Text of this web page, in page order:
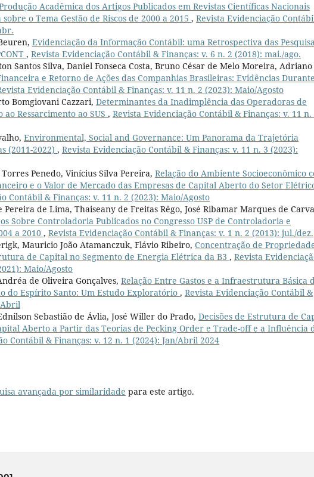
Acadêmica dos Artigos Publicados em Revistas Científicas Nacionais
o Tema Gestão de Riscos de 2000 a 2015 , Revista Evidenciação
Evidenciação da Informação Contábil: uma Retrospectiva das
, Revista Evidenciação Contábil & Finanças: v. 6 n. 2 (2018): mai./ago.
Santos Silva, Daniel Fonseca Costa, Bruno César de Melo Moreira, Adriano
e Retorno de Ações das Companhias Brasileiras: Evidências
Evidenciação Contábil & Finanças: v. 11 n. 2 (2023): Maio/Agosto
Bomgiovani Cazzari, Determinantes da Inadimplência das Operadoras de
ao Ressarcimento ao SUS , Revista Evidenciação Contábil & Finanças: v. 11 n.
Environmental, Social and Governance: Um Panorama da Trajetória
(2011-2022) , Revista Evidenciação Contábil & Finanças: v. 11 n. 3 (2023):
Penedo, Vinícius Silva Pereira, Relação do Ambiente Socioeconômico
e o Valor de Mercado das Empresas de Capital Aberto do Setor
Contábil & Finanças: v. 11 n. 2 (2023): Maio/Agosto
de Lima, Thaiseany de Freitas Rêgo, José Ribamar Marques de
Sobre Controladoria Publicados no Congresso USP de Controladoria e
a 2010 , Revista Evidenciação Contábil & Finanças: v. 1 n. 2 (2013): jul./dez.
Mauricio João Atamanczuk, Flávio Ribeiro, Concentração de
de Capital no Segmento de Energia Elétrica da B3 , Revista
Maio/Agosto
de Oliveira Gonçalves, Relação Entre Gastos e a Infraestrutura Básica
do Espírito Santo: Um Estudo Exploratório , Revista Evidenciação Contábil &
Abril
Sebastião de Ávlia, José Willer do Prado, Decisões de Estrutura de
Aberto a Partir das Teorias de Pecking Order e Trade-off e a Influência
Contábil & Finanças: v. 12 n. 1 (2024): Jan/Abril 2024
avançada por similaridade para este artigo.